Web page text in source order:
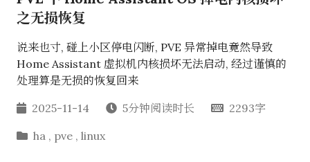
之无损恢复
说来也寸, 碰上小区停电闪断, PVE 异常掉电竟然导致
Home Assistant 虚拟机内核损坏无法启动, 经过谨慎的
处理算是无损的恢复回来
2025-11-14
5分钟阅读时长
2293字
ha , pve , linux